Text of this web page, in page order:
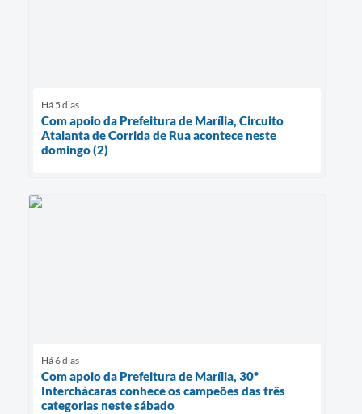
Há 5 dias
Com apoio da Prefeitura de Marília, Circuito
Atalanta de Corrida de Rua acontece neste
domingo (2)
Há 6 dias
Com apoio da Prefeitura de Marília, 30º
Interchácaras conhece os campeões das três
categorias neste sábado